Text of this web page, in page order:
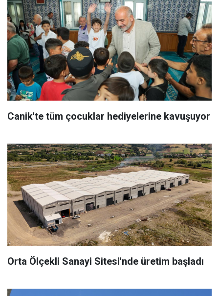
Canik'te tüm çocuklar hediyelerine kavuşuyor
Orta Ölçekli Sanayi Sitesi'nde üretim başladı